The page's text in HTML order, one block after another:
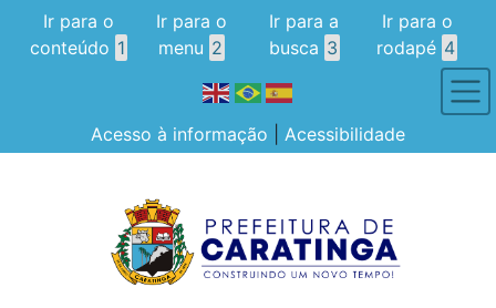
Ir para o
conteúdo 1
Ir para o
menu 2
Ir para a
busca 3
Ir para o
rodapé 4
Acesso à informação Acessibilidade